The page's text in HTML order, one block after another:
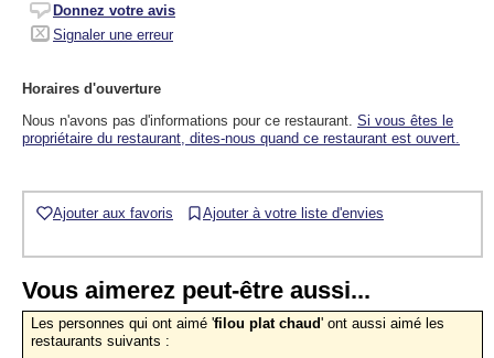
Donnez votre avis
Signaler une erreur
Horaires d'ouverture
Nous n'avons pas d'informations pour ce restaurant. Si vous êtes le
propriétaire du restaurant, dites-nous quand ce restaurant est ouvert.
Ajouter aux favoris Ajouter à votre liste d'envies
Vous aimerez peut-être aussi...
Les personnes qui ont aimé 'filou plat chaud' ont aussi aimé les
restaurants suivants :